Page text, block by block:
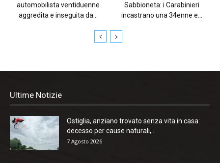
automobilista ventiduenne
aggredita e inseguita da...
Sabbioneta: i Carabinieri
incastrano una 34enne e...
Ultime Notizie
Ostiglia, anziano trovato senza vita in casa:
decesso per cause naturali,...
7 Agosto 2026